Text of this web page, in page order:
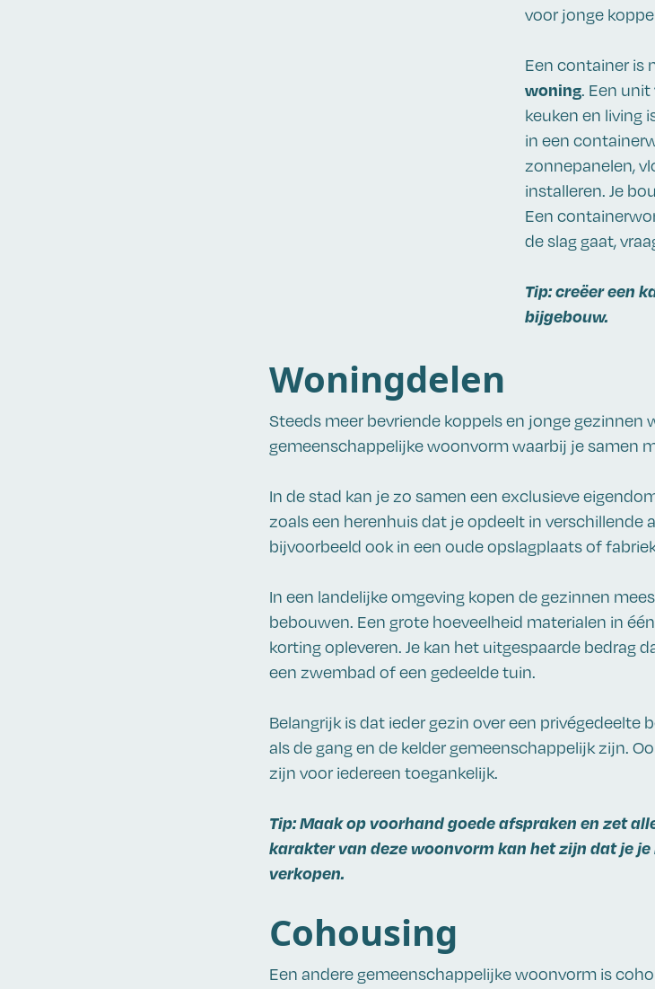
voor jonge
Een container is
woning. Een
keuken en living
in een
zonnepanelen,
installeren. Je
Een
de slag gaat,
Tip: creëer een
bijgebouw.
Woningdelen
Steeds meer bevriende koppels en jonge gezinnen
gemeenschappelijke woonvorm waarbij je samen
In de stad kan je zo samen een exclusieve
zoals een herenhuis dat je opdeelt in verschillende
bijvoorbeeld ook in een oude opslagplaats of
In een landelijke omgeving kopen de gezinnen
bebouwen. Een grote hoeveelheid materialen in
korting opleveren. Je kan het uitgespaarde bedrag
een zwembad of een gedeelde tuin.
Belangrijk is dat ieder gezin over een
als de gang en de kelder gemeenschappelijk zijn.
zijn voor iedereen toegankelijk.
Tip: Maak op voorhand goede afspraken en zet
karakter van deze woonvorm kan het zijn dat je
verkopen.
Cohousing
Een andere gemeenschappelijke woonvorm is